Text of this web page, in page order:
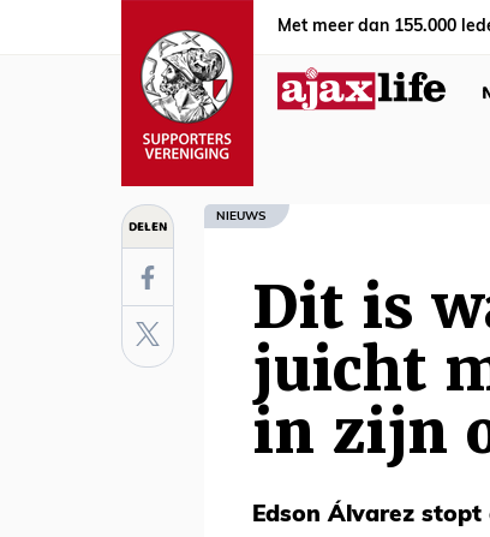
Met meer dan 155.000
DELEN NIEUWS
Dit is
juicht
in zijn
Edson Álvarez